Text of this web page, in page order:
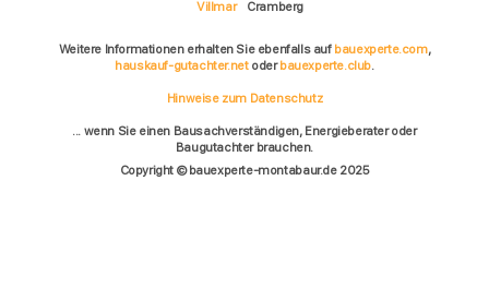
Villmar Cramberg
Weitere Informationen erhalten Sie ebenfalls auf bauexperte.com,
hauskauf-gutachter.netoderbauexperte.club.
Hinweise zum Datenschutz
... wenn Sie einen Bausachverständigen, Energieberater oder
Baugutachter brauchen.
Copyright © bauexperte-montabaur.de 2025